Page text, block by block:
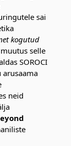
sai
kogutud
muutus selle
SOROCI
arusaama
neid